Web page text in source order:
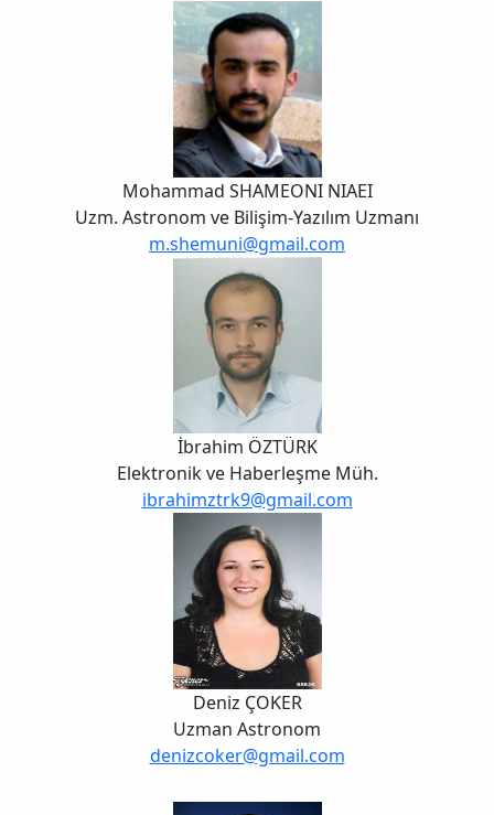
Mohammad SHAMEONI NIAEI
Uzm. Astronom ve Bilişim-Yazılım Uzmanı
m.shemuni@gmail.com
İbrahim ÖZTÜRK
Elektronik ve Haberleşme Müh.
ibrahimztrk9@gmail.com
Deniz ÇOKER
Uzman Astronom
denizcoker@gmail.com